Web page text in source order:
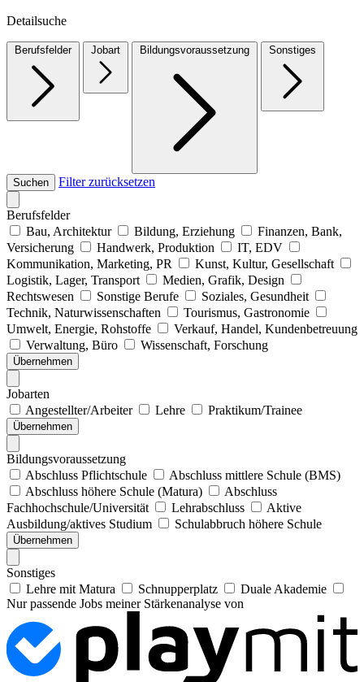
Detailsuche
Berufsfelder Jobart Bildungsvoraussetzung Sonstiges
Suchen Filter zurücksetzen
Berufsfelder
Bau, Architektur
Bildung, Erziehung
Finanzen, Bank,
Versicherung
Handwerk, Produktion
IT, EDV
Kommunikation, Marketing, PR
Kunst, Kultur, Gesellschaft
Logistik, Lager, Transport
Medien, Grafik, Design
Rechtswesen
Sonstige Berufe
Soziales, Gesundheit
Technik, Naturwissenschaften
Tourismus, Gastronomie
Umwelt, Energie, Rohstoffe
Verkauf, Handel, Kundenbetreuung
Verwaltung, Büro
Wissenschaft, Forschung
Übernehmen
Jobarten
Angestellter/Arbeiter
Lehre Praktikum/Trainee
Übernehmen
Bildungsvoraussetzung
Abschluss Pflichtschule
Abschluss mittlere Schule (BMS)
Abschluss höhere Schule (Matura)
Abschluss
Fachhochschule/Universität
Lehrabschluss
Aktive
Ausbildung/aktives Studium
Schulabbruch höhere Schule
Übernehmen
Sonstiges
Lehre mit Matura
Schnupperplatz
Duale Akademie
Nur passende Jobs meiner Stärkenanalyse von